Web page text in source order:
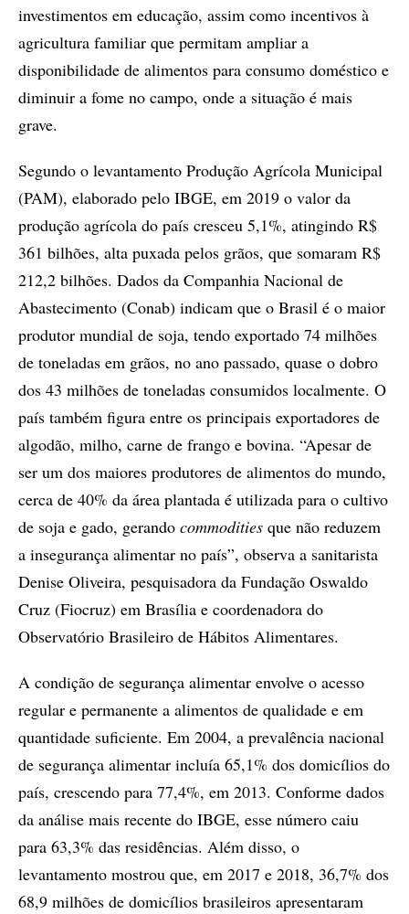
investimentos em educação, assim como incentivos à
agricultura familiar que permitam ampliar a
disponibilidade de alimentos para consumo doméstico e
diminuir a fome no campo, onde a situação é mais
grave.
Segundo o levantamento Produção Agrícola Municipal
(PAM), elaborado pelo IBGE, em 2019 o valor da
produção agrícola do país cresceu 5,1%, atingindo R$
361 bilhões, alta puxada pelos grãos, que somaram R$
212,2 bilhões. Dados da Companhia Nacional de
Abastecimento (Conab) indicam que o Brasil é o maior
produtor mundial de soja, tendo exportado 74 milhões
de toneladas em grãos, no ano passado, quase o dobro
dos 43 milhões de toneladas consumidos localmente. O
país também figura entre os principais exportadores de
algodão, milho, carne de frango e bovina. “Apesar de
ser um dos maiores produtores de alimentos do mundo,
cerca de 40% da área plantada é utilizada para o cultivo
de soja e gado, gerando commodities que não reduzem
a insegurança alimentar no país”, observa a sanitarista
Denise Oliveira, pesquisadora da Fundação Oswaldo
Cruz (Fiocruz) em Brasília e coordenadora do
Observatório Brasileiro de Hábitos Alimentares.
A condição de segurança alimentar envolve o acesso
regular e permanente a alimentos de qualidade e em
quantidade suficiente. Em 2004, a prevalência nacional
de segurança alimentar incluía 65,1% dos domicílios do
país, crescendo para 77,4%, em 2013. Conforme dados
da análise mais recente do IBGE, esse número caiu
para 63,3% das residências. Além disso, o
levantamento mostrou que, em 2017 e 2018, 36,7% dos
68,9 milhões de domicílios brasileiros apresentaram